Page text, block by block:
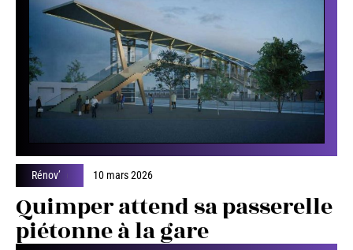
Rénov’ 10 mars 2026
Quimper attend sa passerelle
piétonne à la gare